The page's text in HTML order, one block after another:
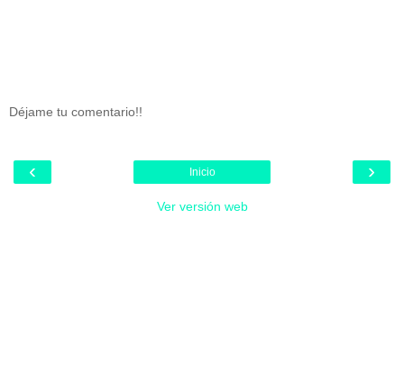
Déjame tu comentario!!
‹ ›
Inicio
Ver versión web